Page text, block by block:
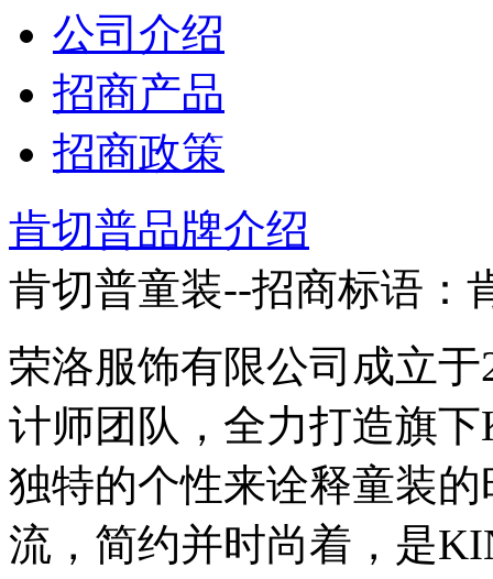
公司介绍
招商产品
招商政策
肯切普品牌介绍
肯切普童装--招商标语：
荣洛服饰有限公司成立
计师团队，全力打造旗
独特的个性来诠释童装
流，简约并时尚着，是